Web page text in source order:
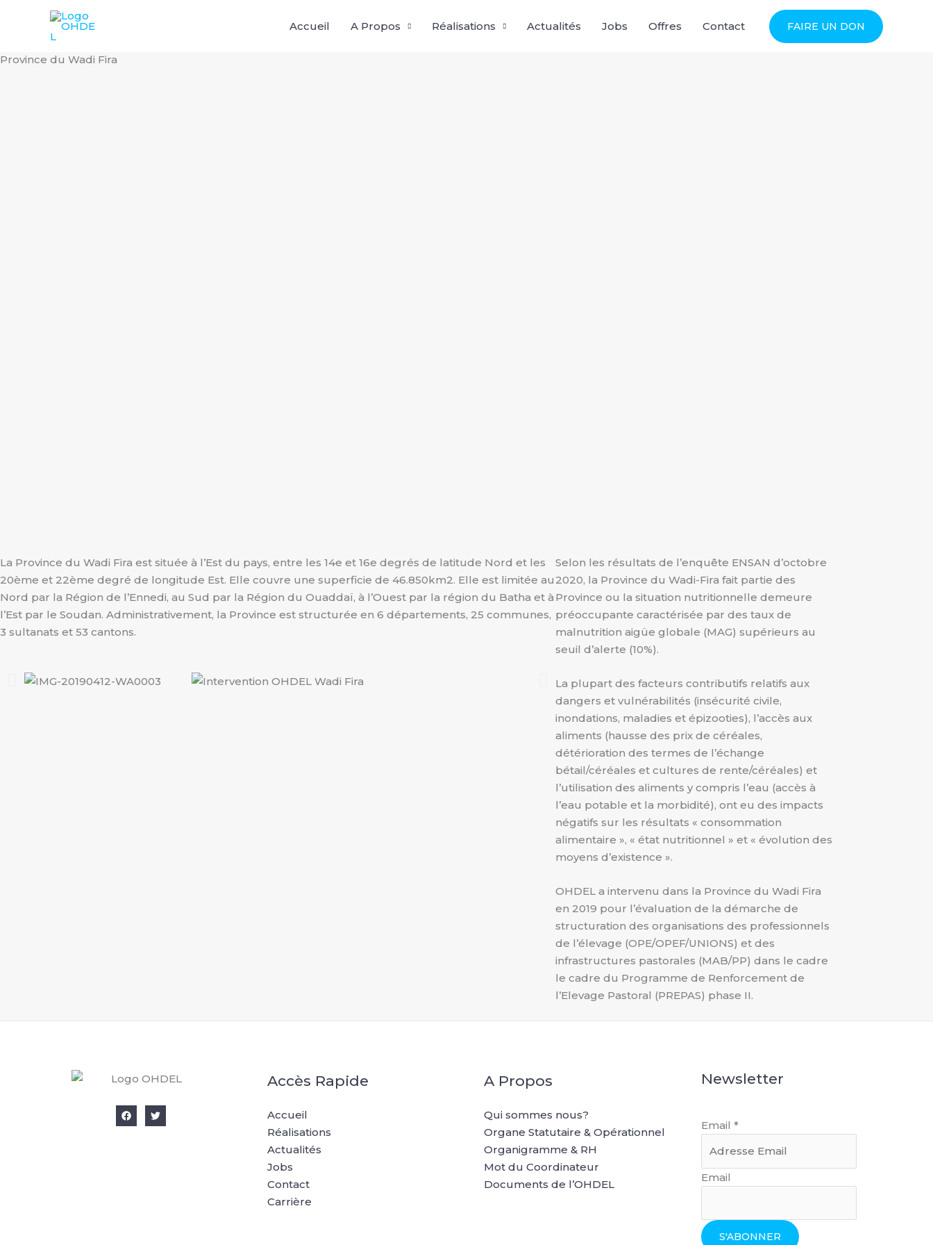
Accueil A Propos Réalisations Actualités Jobs Offres Contact FAIRE UN DON
Province du Wadi Fira
La Province du Wadi Fira est située à l’Est du pays, entre les 14e et 16e degrés de latitude Nord et les
20ème et 22ème degré de longitude Est. Elle couvre une superficie de 46.850km2. Elle est limitée au
Nord par la Région de l’Ennedi, au Sud par la Région du Ouaddaï, à l’Ouest par la région du Batha et à
l’Est par le Soudan. Administrativement, la Province est structurée en 6 départements, 25 communes,
3 sultanats et 53 cantons.
Selon les résultats de l’enquête ENSAN d’octobre
2020, la Province du Wadi-Fira fait partie des
Province ou la situation nutritionnelle demeure
préoccupante caractérisée par des taux de
malnutrition aigüe globale (MAG) supérieurs au
seuil d’alerte (10%).
La plupart des facteurs contributifs relatifs aux
dangers et vulnérabilités (insécurité civile,
inondations, maladies et épizooties), l’accès aux
aliments (hausse des prix de céréales,
détérioration des termes de l’échange
bétail/céréales et cultures de rente/céréales) et
l’utilisation des aliments y compris l’eau (accès à
l’eau potable et la morbidité), ont eu des impacts
négatifs sur les résultats « consommation
alimentaire », « état nutritionnel » et « évolution des
moyens d’existence ».
OHDEL a intervenu dans la Province du Wadi Fira
en 2019 pour l’évaluation de la démarche de
structuration des organisations des professionnels
de l’élevage (OPE/OPEF/UNIONS) et des
infrastructures pastorales (MAB/PP) dans le cadre
le cadre du Programme de Renforcement de
l’Elevage Pastoral (PREPAS) phase II.
Accès Rapide
Accueil
Réalisations
Actualités
Jobs
Contact
Carrière
A Propos
Qui sommes nous?
Organe Statutaire & Opérationnel
Organigramme & RH
Mot du Coordinateur
Documents de l’OHDEL
Newsletter
Email *
Email
S'ABONNER